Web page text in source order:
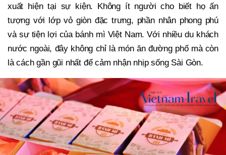
xuất hiện tại sự kiện. Không ít người cho biết họ ấn
tượng với lớp vỏ giòn đặc trưng, phần nhân phong phú
và sự tiện lợi của bánh mì Việt Nam. Với nhiều du khách
nước ngoài, đây không chỉ là món ăn đường phố mà còn
là cách gần gũi nhất để cảm nhận nhịp sống Sài Gòn.